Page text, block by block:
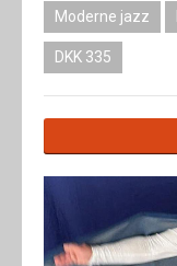
Moderne jazz
DKK 335